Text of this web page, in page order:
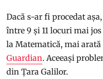
Dacă s-ar fi procedat
între 9 și 11 locuri mai
la Matematică, mai
Guardian. Aceeași
din Țara Galilor.